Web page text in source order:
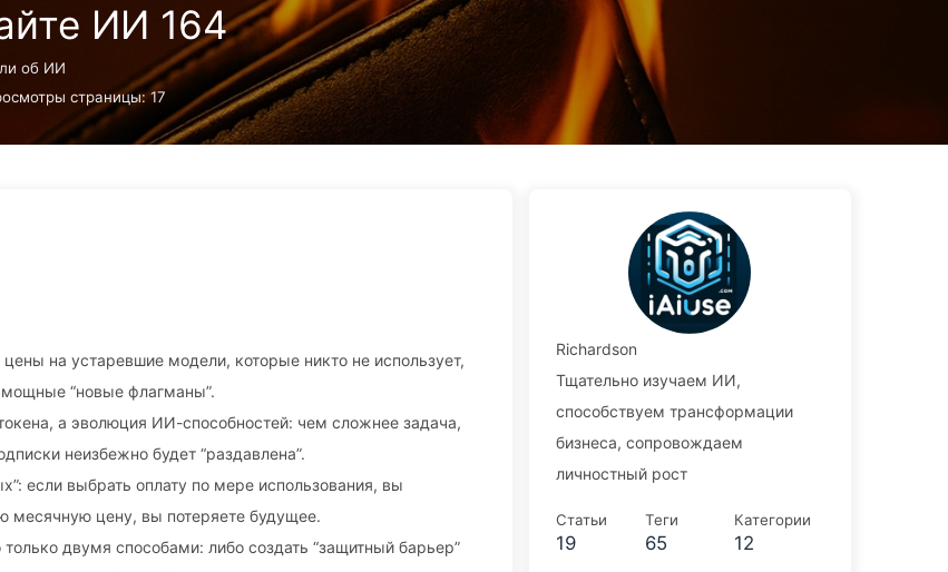
ИИ 164
об ИИ
страницы: 17
на устаревшие модели, которые никто не использует,
мощные “новые флагманы”.
а эволюция ИИ-способностей: чем сложнее задача,
неизбежно будет “раздавлена”.
если выбрать оплату по мере использования, вы
месячную цену, вы потеряете будущее.
двумя способами: либо создать “защитный барьер”
Richardson
Тщательно изучаем ИИ,
способствуем трансформации
бизнеса, сопровождаем
личностный рост
Статьи
19
Теги
65
Категории
12